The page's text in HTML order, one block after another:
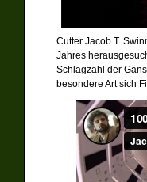
Cutter Jacob T.
Jahres
Schlagzahl der
besondere Art sich